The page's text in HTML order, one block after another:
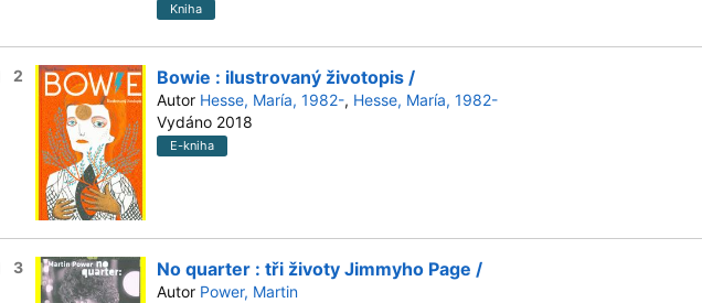
Kniha
2 Bowie : ilustrovaný životopis /
Autor Hesse, María, 1982-, Hesse, María, 1982-
Vydáno 2018
E-kniha
3 No quarter : tři životy Jimmyho Page /
Autor Power, Martin